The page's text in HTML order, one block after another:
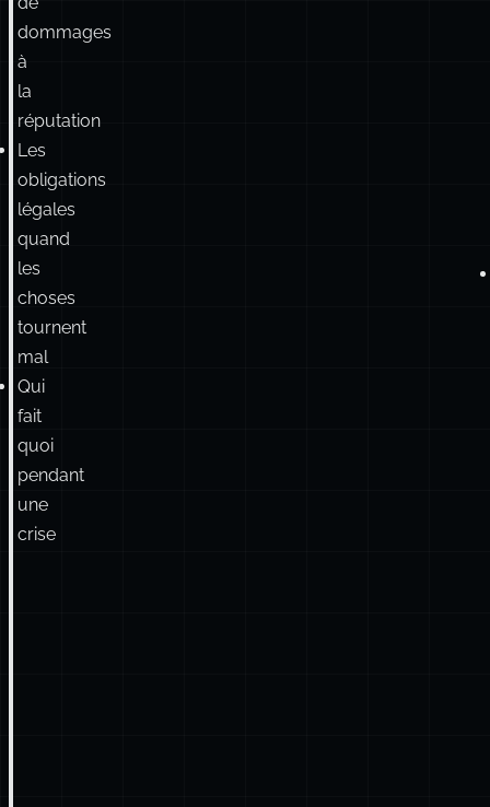
dommages
à
la
réputation
Les
obligations
légales
quand
les
choses
tournent
mal
Qui
fait
quoi
pendant
une
crise